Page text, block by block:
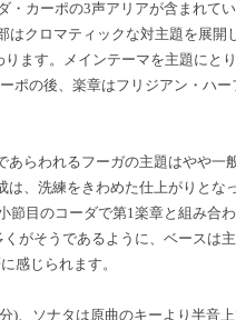
カーポの3声アリアが含まれて
クロマティックな対主題を展開
ます。メインテーマを主題にと
ポの後、楽章はフリジアン・ハ
らわれるフーガの主題はやや一
、洗練をきわめた仕上がりとな
節目のコーダで第1楽章と組み合
がそうであるように、ベースは
感じられます。
)、ソナタは原曲のキーより半音